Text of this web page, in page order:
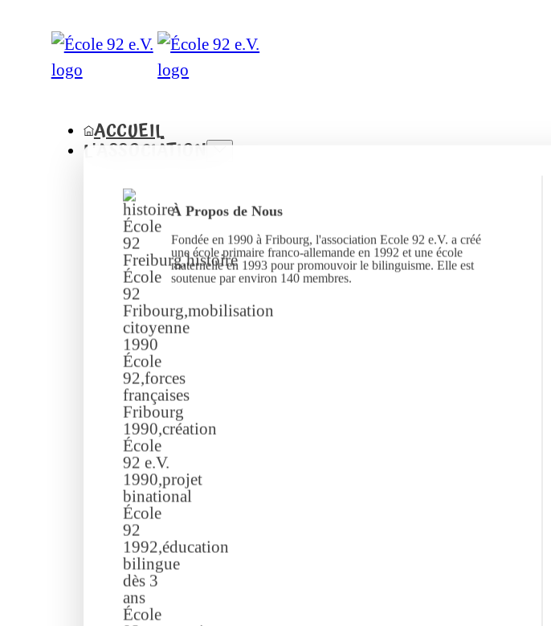
ACCUEIL
L'ASSOCIATION
À Propos de Nous
Fondée en 1990 à Fribourg, l'association Ecole 92 e.V. a créé
une école primaire franco-allemande en 1992 et une école
maternelle en 1993 pour promouvoir le bilinguisme. Elle est
soutenue par environ 140 membres.